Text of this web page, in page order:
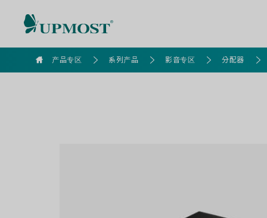
goldennet
产品专区 系列产品 影音专区 分配器